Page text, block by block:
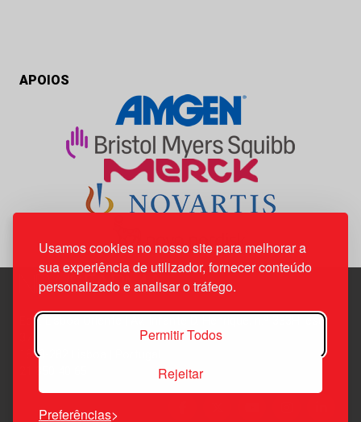
Usamos cookies no nosso site para melhorar a
sua experiência de utilizador, fornecer conteúdo
personalizado e analisar o tráfego.
Permitir Todos
Rejeitar
Preferências
APOIOS
Edif. Lisboa Oriente | Av. Infante D. Henrique, n.º 333H, esc.
1800-282 Lisboa | Portugal